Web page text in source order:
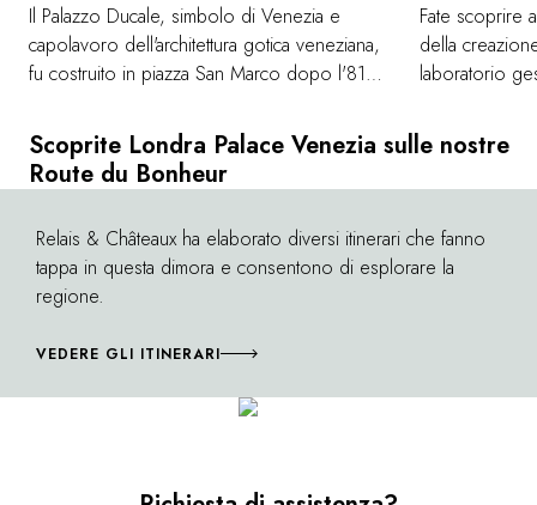
Scoprite Londra Palace Venezia sulle nostre
Route du Bonheur
©
Relais & Châteaux ha elaborato diversi itinerari che fanno
tappa in questa dimora e consentono di esplorare la
regione.
VEDERE GLI ITINERARI
Il Palazzo Ducale, simbolo di Venezia e
capolavoro dell'architettura gotica veneziana,
fu costruito in piazza San Marco dopo l'812.
e orientale, riflette i forti legami commerciali e
culturali della Serenissima con altri stati
europei. Scoprite l'affascinante storia della
dove si amministravano il potere e la giustizia,
fino alle prigioni da cui Casanova riuscì a
fuggire.
Fate scoprire
della
laboratorio